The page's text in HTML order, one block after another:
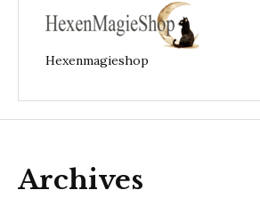
Hexenmagieshop
Archives